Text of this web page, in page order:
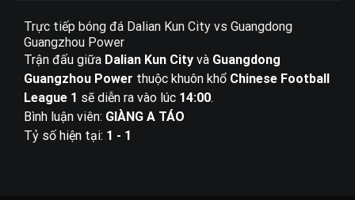
Trực tiếp bóng đá Dalian Kun City vs Guangdong
Guangzhou Power
Trận đấu giữa Dalian Kun City và Guangdong
Guangzhou Power thuộc khuôn khổ Chinese Football
League 1 sẽ diễn ra vào lúc 14:00.
Bình luận viên: GIÀNG A TÁO
Tỷ số hiện tại: 1 - 1